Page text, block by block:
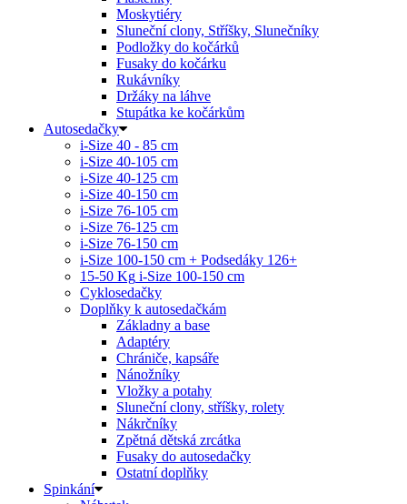
Moskytiéry
Sluneční clony, Stříšky, Slunečníky
Podložky do kočárků
Fusaky do kočárku
Rukávníky
Držáky na láhve
Stupátka ke kočárkům
Autosedačky
i-Size 40 - 85 cm
i-Size 40-105 cm
i-Size 40-125 cm
i-Size 40-150 cm
i-Size 76-105 cm
i-Size 76-125 cm
i-Size 76-150 cm
i-Size 100-150 cm + Podsedáky 126+
15-50 Kg i-Size 100-150 cm
Cyklosedačky
Doplňky k autosedačkám
Základny a base
Adaptéry
Chrániče, kapsáře
Nánožníky
Vložky a potahy
Sluneční clony, stříšky, rolety
Nákrčníky
Zpětná dětská zrcátka
Fusaky do autosedačky
Ostatní doplňky
Spinkání